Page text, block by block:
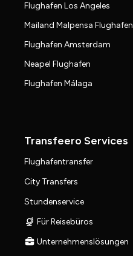
Flughafen Los Angeles
Mailand Malpensa Flughafen
Flughafen Amsterdam
Neapel Flughafen
Flughafen Málaga
Transfeero Services
Flughafentransfer
City Transfers
Stundenservice
Für Reisebüros
Unternehmenslösungen